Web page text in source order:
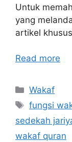
Untuk
yang
artikel
Read more
Categories
Wakaf
Tags
fungsi
sedekah
wakaf quran